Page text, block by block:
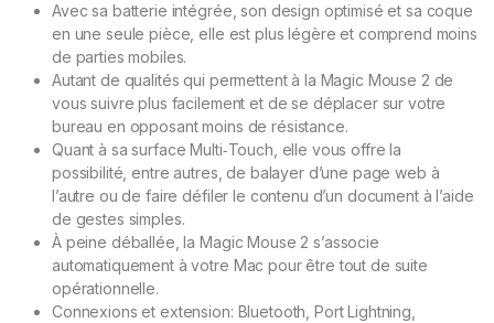
Avec sa batterie intégrée, son design optimisé et sa coque
en une seule pièce, elle est plus légère et comprend moins
de parties mobiles.
Autant de qualités qui permettent à la Magic Mouse 2 de
vous suivre plus facilement et de se déplacer sur votre
bureau en opposant moins de résistance.
Quant à sa surface Multi‑Touch, elle vous offre la
possibilité, entre autres, de balayer d’une page web à
l’autre ou de faire défiler le contenu d’un document à l’aide
de gestes simples.
À peine déballée, la Magic Mouse 2 s’associe
automatiquement à votre Mac pour être tout de suite
opérationnelle.
Connexions et extension: Bluetooth, Port Lightning,